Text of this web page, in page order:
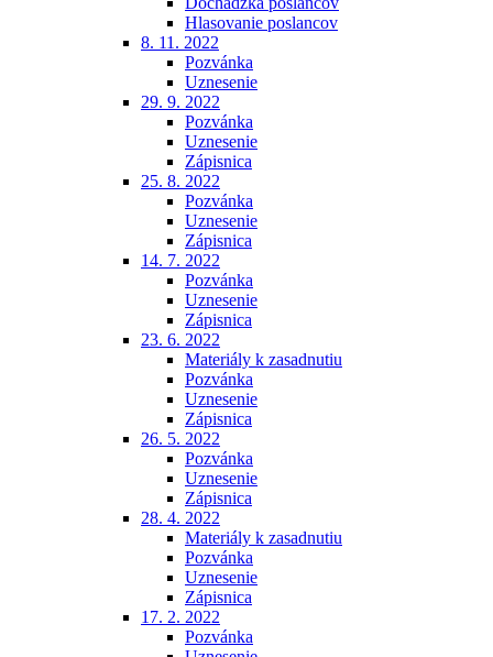
Hlasovanie poslancov
8. 11. 2022
Pozvánka
Uznesenie
29. 9. 2022
Pozvánka
Uznesenie
Zápisnica
25. 8. 2022
Pozvánka
Uznesenie
Zápisnica
14. 7. 2022
Pozvánka
Uznesenie
Zápisnica
23. 6. 2022
Materiály k zasadnutiu
Pozvánka
Uznesenie
Zápisnica
26. 5. 2022
Pozvánka
Uznesenie
Zápisnica
28. 4. 2022
Materiály k zasadnutiu
Pozvánka
Uznesenie
Zápisnica
17. 2. 2022
Pozvánka